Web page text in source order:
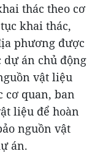
thác theo cơ
khai thác,
phương được
dự án chủ động
vật liệu
cơ quan, ban
liệu để hoàn
nguồn vật
án.